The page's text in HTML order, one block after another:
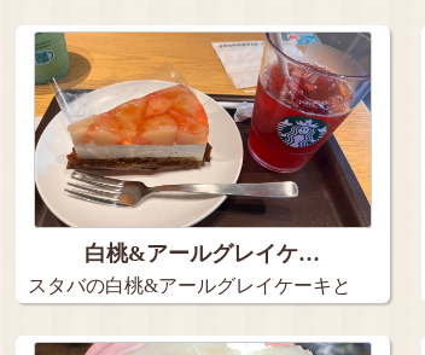
白桃&アールグレイケ…
スタバの白桃&アールグレイケーキと